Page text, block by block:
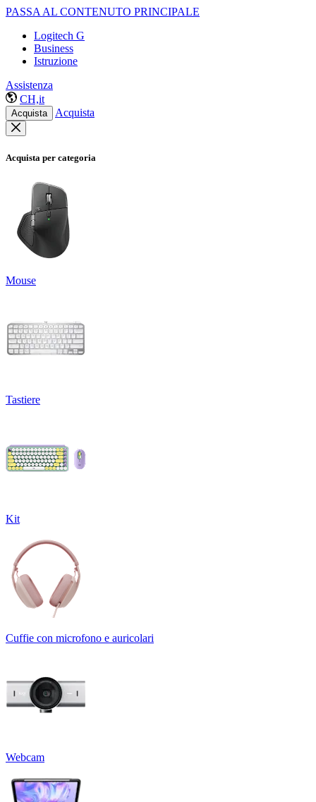
PASSA AL CONTENUTO PRINCIPALE
Logitech G
Business
Istruzione
Assistenza
CH,it
Acquista Acquista
Acquista per categoria
Mouse
Tastiere
Kit
Cuffie con microfono e auricolari
Webcam